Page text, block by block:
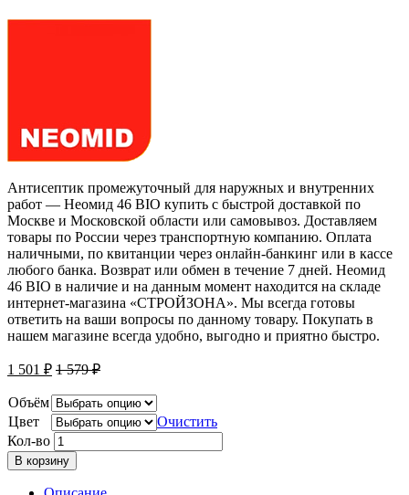
Антисептик промежуточный для наружных и внутренних
работ — Неомид 46 BIO купить с быстрой доставкой по
Москве и Московской области или самовывоз. Доставляем
товары по России через транспортную компанию. Оплата
наличными, по квитанции через онлайн-банкинг или в кассе
любого банка. Возврат или обмен в течение 7 дней. Неомид
46 BIO в наличие и на данным момент находится на складе
интернет-магазина «СТРОЙЗОНА». Мы всегда готовы
ответить на ваши вопросы по данному товару. Покупать в
нашем магазине всегда удобно, выгодно и приятно быстро.
1 501 ₽ 1 579₽
Объём
Цвет
Очистить
Кол-во
В корзину